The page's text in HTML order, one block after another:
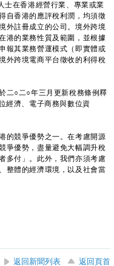
士在香港經營行業、專業或業
自香港的應評稅利潤，均須徵
外註冊成立的公司。境外跨境
港的業務性質及範圍，並根據
報其業務營運模式（即實體或
外跨境電商平台徵收的利得稅
○二○年三月更新稅務條例釋
經濟、電子商務與數位資
的競爭優勢之一。在考慮開源
爭優勢，盡量避免大幅調升稅
多付」。此外，我們亦須考慮
整體的經濟環境，以及社會當
返回新聞列表 返回頁首